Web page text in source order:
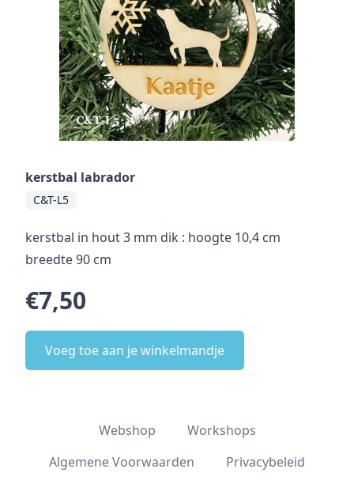
kerstbal labrador
C&T-L5
kerstbal in hout 3 mm dik : hoogte 10,4 cm
breedte 90 cm
€7,50
Voeg toe aan je winkelmandje
Webshop
Workshops
Algemene Voorwaarden
Privacybeleid